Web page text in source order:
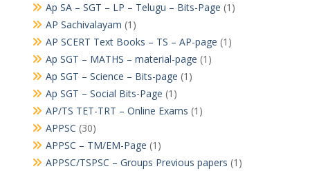
Ap SA – SGT – LP – Telugu – Bits-Page (1)
AP Sachivalayam (1)
AP SCERT Text Books – TS – AP-page (1)
Ap SGT – MATHS – material-page (1)
Ap SGT – Science – Bits-page (1)
Ap SGT – Social Bits-Page (1)
AP/TS TET-TRT – Online Exams (1)
APPSC (30)
APPSC – TM/EM-Page (1)
APPSC/TSPSC – Groups Previous papers (1)